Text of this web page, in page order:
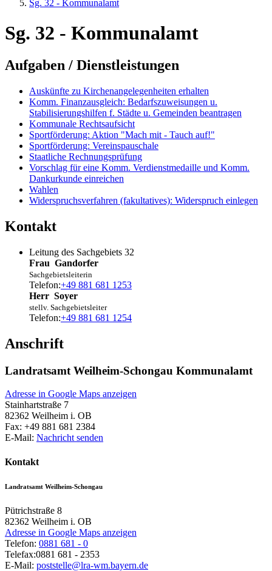
Sg. 32 - Kommunalamt
Sg. 32 - Kommunalamt
Aufgaben / Dienstleistungen
Auskünfte zu Kirchenangelegenheiten erhalten
Komm. Finanzausgleich: Bedarfszuweisungen u.
Stabilisierungshilfen f. Städte u. Gemeinden beantragen
Kommunale Rechtsaufsicht
Sportförderung: Aktion "Mach mit - Tauch auf!"
Sportförderung: Vereinspauschale
Staatliche Rechnungsprüfung
Vorschlag für eine Komm. Verdienstmedaille und Komm.
Dankurkunde einreichen
Wahlen
Widerspruchsverfahren (fakultatives): Widerspruch einlegen
Kontakt
Leitung des Sachgebiets 32
Frau Gandorfer
Sachgebietsleiterin
Telefon:+49 881 681 1253
Herr Soyer
stellv. Sachgebietsleiter
Telefon:+49 881 681 1254
Anschrift
Landratsamt Weilheim-Schongau Kommunalamt
Adresse in Google Maps anzeigen
Stainhartstraße 7
82362 Weilheim i. OB
Fax: +49 881 681 2384
E-Mail: Nachricht senden
Kontakt
Landratsamt Weilheim-Schongau
Pütrichstraße 8
82362 Weilheim i. OB
Adresse in Google Maps anzeigen
Telefon: 0881 681 - 0
Telefax:0881 681 - 2353
E-Mail: poststelle@lra-wm.bayern.de